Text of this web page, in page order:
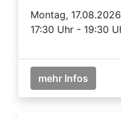
Montag, 17.08.2026
17:30 Uhr - 19:30
mehr Infos